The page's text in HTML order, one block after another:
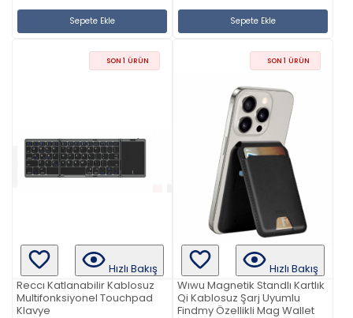
Sepete Ekle Sepete Ekle
SON 1 ÜRÜN
Hızlı Bakış
Reccı Katlanabilir Kablosuz
Multifonksiyonel Touchpad
Klavye
SON 1 ÜRÜN
Hızlı Bakış
Wıwu Magnetik Standlı Kartlık
Qi Kablosuz Şarj Uyumlu
Findmy Özellikli Mag Wallet